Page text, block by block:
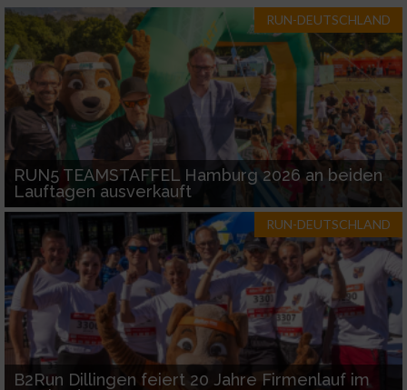
RUN-DEUTSCHLAND
RUN5 TEAMSTAFFEL Hamburg 2026 an beiden
Lauftagen ausverkauft
RUN-DEUTSCHLAND
B2Run Dillingen feiert 20 Jahre Firmenlauf im